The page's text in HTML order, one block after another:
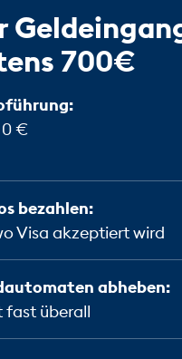
700€
0 €
bezahlen:
Visa akzeptiert wird
abheben:
fast überall